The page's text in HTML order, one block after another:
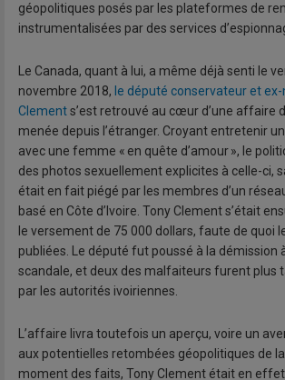
géopolitiques posés par les plateformes de
instrumentalisées par des services
Le Canada, quant à lui, a même déjà senti le
novembre 2018, le député conservateur et
Clements’est retrouvé au cœur d’une affaire
menée depuis l’étranger. Croyant entretenir
avec une femme « en quête d’amour », le
des photos sexuellement explicites à celle-ci,
était en fait piégé par les membres d’un
basé en Côte d’Ivoire. Tony Clement s’était
le versement de 75 000 dollars, faute de quoi
publiées. Le député fut poussé à la démission
scandale, et deux des malfaiteurs furent plus
par les autorités ivoiriennes.
L’affaire livra toutefois un aperçu, voire un
aux potentielles retombées géopolitiques de
moment des faits, Tony Clement était en